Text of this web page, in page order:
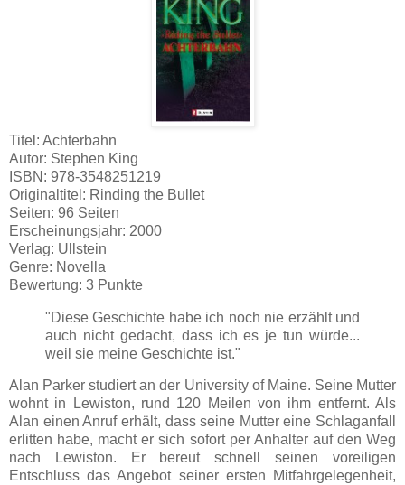
Titel: Achterbahn
Autor: Stephen King
ISBN: 978-3548251219
Originaltitel: Rinding the Bullet
Seiten: 96 Seiten
Erscheinungsjahr: 2000
Verlag: Ullstein
Genre: Novella
Bewertung: 3 Punkte
"Diese Geschichte habe ich noch nie erzählt und
auch nicht gedacht, dass ich es je tun würde...
weil sie meine Geschichte ist."
Alan Parker studiert an der University of Maine. Seine Mutter
wohnt in Lewiston, rund 120 Meilen von ihm entfernt. Als
Alan einen Anruf erhält, dass seine Mutter eine Schlaganfall
erlitten habe, macht er sich sofort per Anhalter auf den Weg
nach Lewiston. Er bereut schnell seinen voreiligen
Entschluss das Angebot seiner ersten Mitfahrgelegenheit,